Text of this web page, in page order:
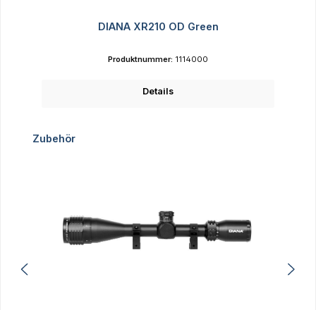
DIANA XR210 OD Green
Produktnummer: 1114000
Details
Produktgalerie überspringen
Zubehör